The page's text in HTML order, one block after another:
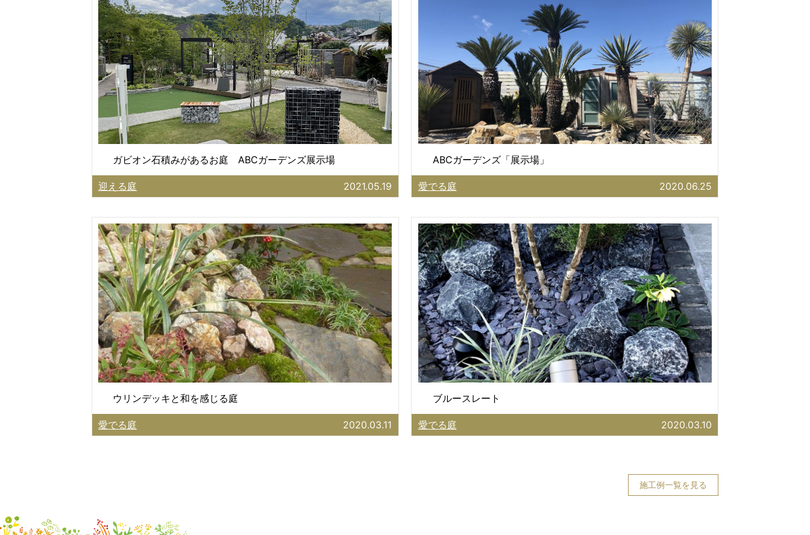
ガビオン石積みがあるお庭 ABCガーデンズ展示場
迎える庭 2021.05.19
ABCガーデンズ「展示場」
愛でる庭 2020.06.25
ウリンデッキと和を感じる庭
愛でる庭 2020.03.11
ブルースレート
愛でる庭 2020.03.10
施工例一覧を見る